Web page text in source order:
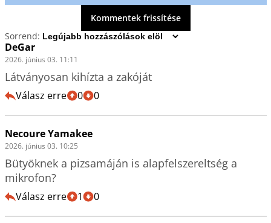
Kommentek frissítése
Sorrend:
DeGar
2026. június 03. 11:11
Látványosan kihízta a zakóját
Válasz erre 0 0
Necoure Yamakee
2026. június 03. 10:25
Bütyöknek a pizsamáján is alapfelszereltség a
mikrofon?
Válasz erre 1 0